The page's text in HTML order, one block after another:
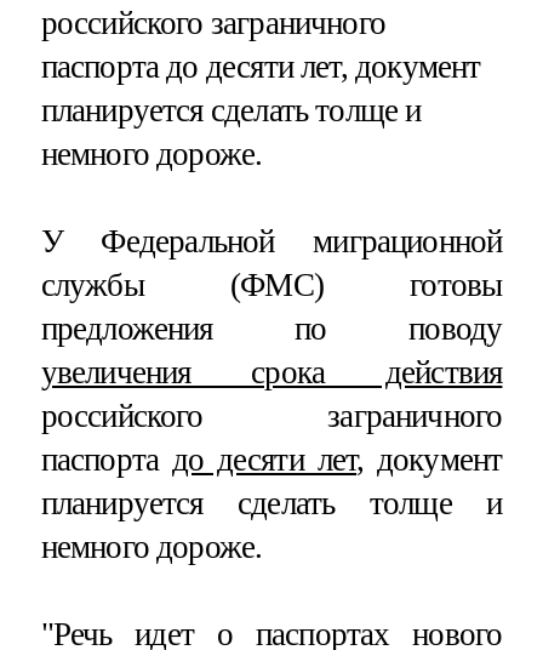
российского заграничного
паспорта до десяти лет, документ
планируется сделать толще и
немного дороже.
У Федеральной миграционной
службы (ФМС) готовы
предложения по поводу
увеличения срока действия
российского заграничного
паспорта до десяти лет, документ
планируется сделать толще и
немного дороже.
"Речь идет о паспортах нового